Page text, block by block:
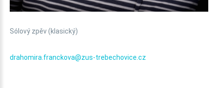
Sólový zpěv (klasický)
drahomira.franckova@zus-trebechovice.cz